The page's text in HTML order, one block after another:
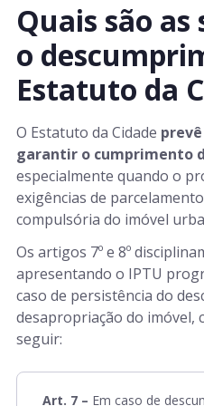
Quais são as
o
Estatuto da
O Estatuto da Cidade
garantir o cumprimento
especialmente quando o
exigências de
compulsória do imóvel
Os artigos 7º e 8º
apresentando o IPTU
caso de persistência do
desapropriação do imóvel,
seguir:
Art. 7 – Em caso de